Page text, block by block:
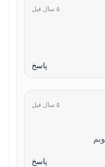
۵ سال قبل
پاسخ
۵ سال قبل
پاسخ